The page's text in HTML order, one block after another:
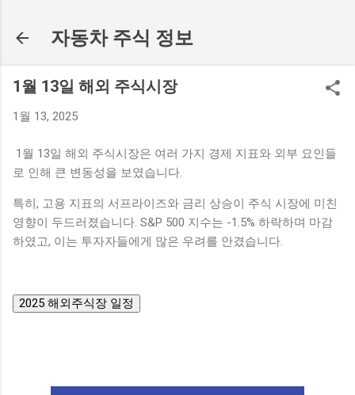
자동차 주식 정보
1월 13일 해외 주식시장
1월 13, 2025
1월 13일 해외 주식시장은 여러 가지 경제 지표와 외부 요인들
로 인해 큰 변동성을 보였습니다.
특히, 고용 지표의 서프라이즈와 금리 상승이 주식 시장에 미친
영향이 두드러졌습니다. S&P 500 지수는 -1.5% 하락하며 마감
하였고, 이는 투자자들에게 많은 우려를 안겼습니다.
2025 해외주식장 일정